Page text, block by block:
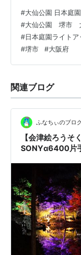
アップの様子です
れた日本庭園。 池
の美しさを楽しめ
所：大仙公園 日本
力をぜひご覧くだ
#大仙公園 日本庭
#大仙公園 堺市
#日本庭園ライトア
#堺市 #大阪府
関連ブログ
ふなちぃのブロ
【会津絵ろう
SONYα6400片